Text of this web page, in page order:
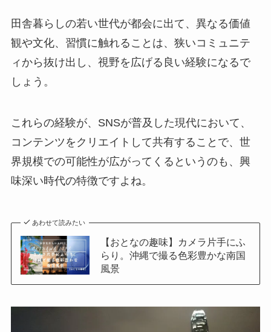
田舎暮らしの若い世代が都会に出て、異なる価値
観や文化、習慣に触れることは、狭いコミュニテ
ィから抜け出し、視野を広げる良い経験になるで
しょう。
これらの経験が、SNSが普及した現代において、
コンテンツをクリエイトして共有することで、世
界規模での可能性が広がってくるというのも、興
味深い時代の特徴ですよね。
あわせて読みたい
【おとなの趣味】カメラ片手にふ
らり。沖縄で撮る色彩豊かな南国
風景